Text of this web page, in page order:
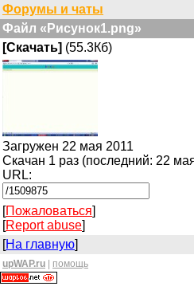
Форумы и чаты
Файл «Рисунок1.png»
[Скачать] (55.3Кб)
Загружен 22 мая 2011
Скачан 1 раз (последний: 22
URL:
[Пожаловаться]
[Report abuse]
[На главную]
upWAP.ru помощь